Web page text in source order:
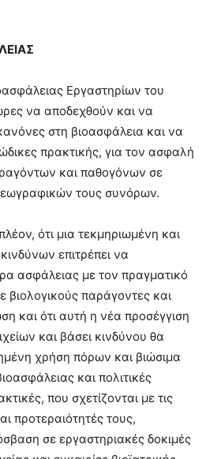
Εργαστηρίων του
να αποδεχθούν και να
στη βιοασφάλεια και να
πρακτικής, για τον ασφαλή
και παθογόνων σε
τους συνόρων.
ότι μια τεκμηριωμένη και
επιτρέπει να
ασφάλειας με τον πραγματικό
βιολογικούς παράγοντες και
και ότι αυτή η νέα προσέγγιση
και βάσει κινδύνου θα
χρήση πόρων και βιώσιμα
και πολιτικές
που σχετίζονται με τις
προτεραιότητές τους,
σε εργαστηριακές δοκιμές